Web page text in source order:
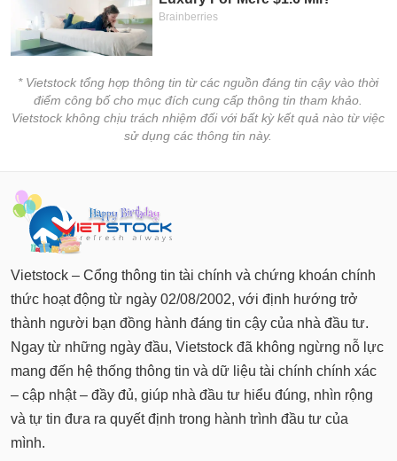
* Vietstock tổng hợp thông tin từ các nguồn đáng tin cậy vào thời
điểm công bố cho mục đích cung cấp thông tin tham khảo.
Vietstock không chịu trách nhiệm đối với bất kỳ kết quả nào từ việc
sử dụng các thông tin này.
Vietstock – Cổng thông tin tài chính và chứng khoán chính
thức hoạt động từ ngày 02/08/2002, với định hướng trở
thành người bạn đồng hành đáng tin cậy của nhà đầu tư.
Ngay từ những ngày đầu, Vietstock đã không ngừng nỗ lực
mang đến hệ thống thông tin và dữ liệu tài chính chính xác
– cập nhật – đầy đủ, giúp nhà đầu tư hiểu đúng, nhìn rộng
và tự tin đưa ra quyết định trong hành trình đầu tư của
mình.
chính